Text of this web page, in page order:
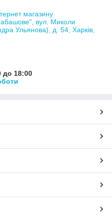
магазину
вул. Миколи
Ульянова), д. 54, Харків,
до 18:00